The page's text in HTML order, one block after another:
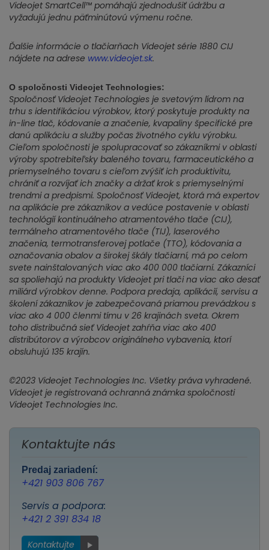
Videojet SmartCell™ pomáhajú zjednodušiť údržbu a
vyžadujú jednu päťminútovú výmenu ročne.
Ďalšie informácie o tlačiarňach Videojet série 1880 CIJ
nájdete na adrese www.videojet.sk.
O spoločnosti Videojet Technologies:
Spoločnosť Videojet Technologies je svetovým lídrom na
trhu s identifikáciou výrobkov, ktorý poskytuje produkty na
in-line tlač, kódovanie a značenie, kvapaliny špecifické pre
danú aplikáciu a služby počas životného cyklu výrobku.
Cieľom spoločnosti je spolupracovať so zákazníkmi v oblasti
výroby spotrebiteľsky baleného tovaru, farmaceutického a
priemyselného tovaru s cieľom zvýšiť ich produktivitu,
chrániť a rozvíjať ich značky a držať krok s priemyselnými
trendmi a predpismi. Spoločnosť Videojet, ktorá má expertov
na aplikácie pre zákazníkov a vedúce postavenie v oblasti
technológií kontinuálneho atramentového tlače (CIJ),
termálneho atramentového tlače (TIJ), laserového
značenia, termotransferovej potlače (TTO), kódovania a
označovania obalov a širokej škály tlačiarní, má po celom
svete nainštalovaných viac ako 400 000 tlačiarní. Zákazníci
sa spoliehajú na produkty Videojet pri tlači na viac ako desať
miliárd výrobkov denne. Podpora predaja, aplikácií, servisu a
školení zákazníkov je zabezpečovaná priamou prevádzkou s
viac ako 4 000 členmi tímu v 26 krajinách sveta. Okrem
toho distribučná sieť Videojet zahŕňa viac ako 400
distribútorov a výrobcov originálneho vybavenia, ktorí
obsluhujú 135 krajín.
©2023 Videojet Technologies Inc. Všetky práva vyhradené.
Videojet je registrovaná ochranná známka spoločnosti
Videojet Technologies Inc.
Kontaktujte nás
Predaj zariadení:
+421 903 806 767
Servis a podpora:
+421 2 391 834 18
Kontaktujte